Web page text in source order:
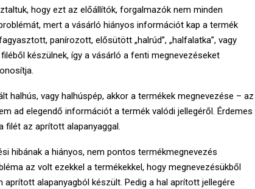
hogy ezt az előállítók, forgalmazók nem minden
mert a vásárló hiányos információt kap a termék
panírozott, elősütött „halrúd”, „halfalatka”, vagy
készülnek, így a vásárló a fenti megnevezéseket
halhús, vagy halhúspép, akkor a termékek megnevezése – az
ad elegendő információt a termék valódi jellegéről. Érdemes
filét az aprított alapanyaggal.
hibának a hiányos, nem pontos termékmegnevezés
az volt ezekkel a termékekkel, hogy megnevezésükből
alapanyagból készült. Pedig a hal aprított jellegére